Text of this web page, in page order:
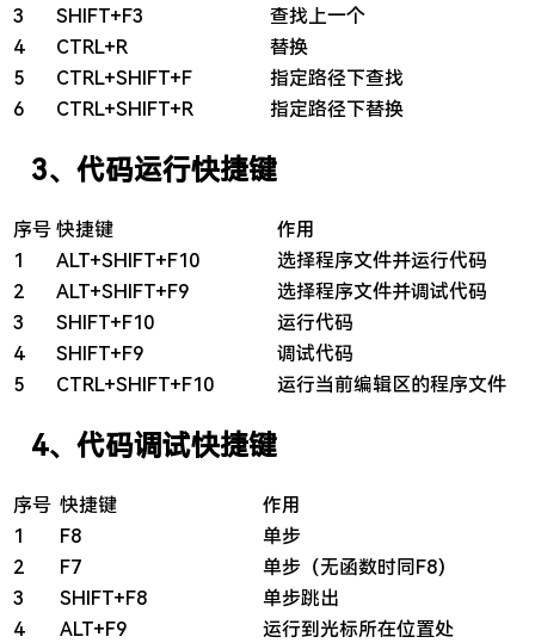
3
SHIFT+F3
查找上一个
4
CTRL+R
替换
5
CTRL+SHIFT+F
指定路径下查找
6
CTRL+SHIFT+R 指定路径下替换
3、代码运行快捷键
序号快捷键
作用
1
ALT+SHIFT+F10
选择程序文件并运行代码
2
ALT+SHIFT+F9
选择程序文件并调试代码
3
SHIFT+F10
运行代码
4
SHIFT+F9
调试代码
5
CTRL+SHIFT+F10 运行当前编辑区的程序文件
4、代码调试快捷键
序号 快捷键
作用
1
F8
单步
2
F7
单步（无函数时同F8）
3
SHIFT+F8
单步跳出
4
ALT+F9
运行到光标所在位置处